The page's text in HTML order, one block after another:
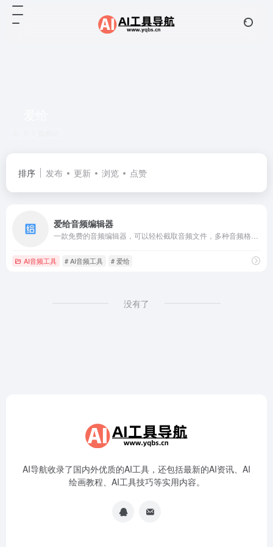
排序 发布 更新 浏览 点赞
爱给音频编辑器
AI音频工具 # AI音频工具 # 爱给
没有了
AI导航收录了国内外优质的AI工具，还包括最新的AI资讯、AI
绘画教程、AI工具技巧等实用内容。